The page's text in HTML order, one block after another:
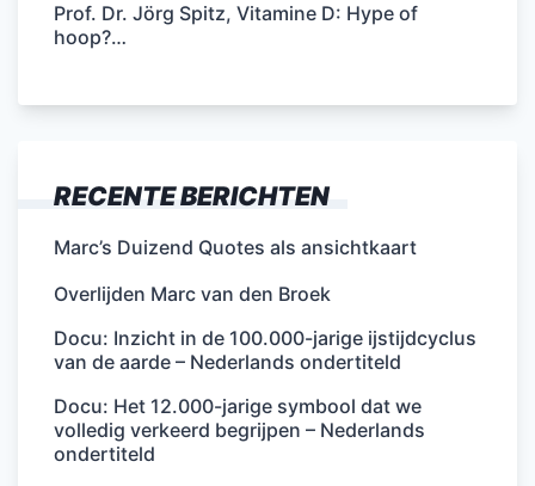
Prof. Dr. Jörg Spitz, Vitamine D: Hype of
hoop?…
RECENTE BERICHTEN
Marc’s Duizend Quotes als ansichtkaart
Overlijden Marc van den Broek
Docu: Inzicht in de 100.000-jarige ijstijdcyclus
van de aarde – Nederlands ondertiteld
Docu: Het 12.000-jarige symbool dat we
volledig verkeerd begrijpen – Nederlands
ondertiteld